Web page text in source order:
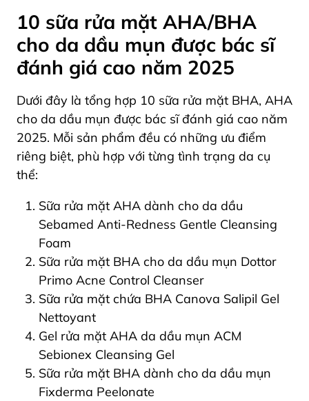
10 sữa rửa mặt AHA/BHA
cho da dầu mụn được bác sĩ
đánh giá cao năm 2025
Dưới đây là tổng hợp 10 sữa rửa mặt BHA, AHA
cho da dầu mụn được bác sĩ đánh giá cao năm
2025. Mỗi sản phẩm đều có những ưu điểm
riêng biệt, phù hợp với từng tình trạng da cụ
thể:
Sữa rửa mặt AHA dành cho da dầu
Sebamed Anti-Redness Gentle Cleansing
Foam
Sữa rửa mặt BHA cho da dầu mụn Dottor
Primo Acne Control Cleanser
Sữa rửa mặt chứa BHA Canova Salipil Gel
Nettoyant
Gel rửa mặt AHA da dầu mụn ACM
Sebionex Cleansing Gel
Sữa rửa mặt BHA dành cho da dầu mụn
Fixderma Peelonate